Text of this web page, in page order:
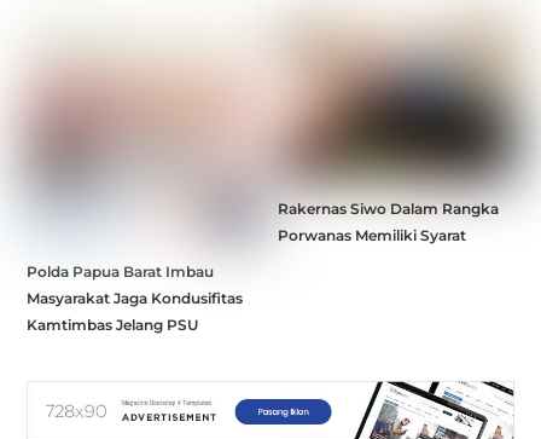
Polda Papua Barat Imbau
Masyarakat Jaga Kondusifitas
Kamtimbas Jelang PSU
Rakernas Siwo Dalam Rangka
Porwanas Memiliki Syarat